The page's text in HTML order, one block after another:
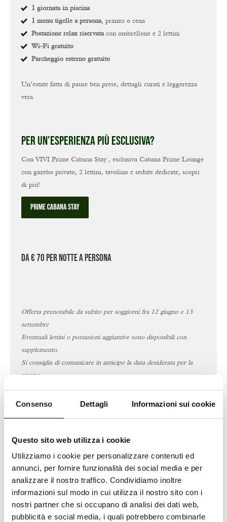
Consenso Dettagli Informazioni sui cookie
Questo sito web utilizza i cookie
Utilizziamo i cookie per personalizzare contenuti ed
annunci, per fornire funzionalità dei social media e per
analizzare il nostro traffico. Condividiamo inoltre
informazioni sul modo in cui utilizza il nostro sito con i
nostri partner che si occupano di analisi dei dati web,
pubblicità e social media, i quali potrebbero combinarle
1 giornata in piscina
1 menu tigelle a persona, pranzo o cena
Postazione relax riservatacon ombrellone e 2 lettini
Wi‑Fi gratuito
Parcheggio esterno gratuito
Un’estate fatta di pause ben prese, dettagli curati e leggerezza
vera.
Per un'esperienza più esclusiva?
Con VIVI Prime Cabana Stay , esclusiva Cabana Prime Lounge
con gazebo privato, 2 lettini, tavolino e sedute dedicate, scopri
di più!
DA € 70 per notte A persona
Offerta prenotabile da subito per soggiorni fra 12 giugno e 13
settembre
Eventuali lettini o postazioni aggiuntive sono disponibili con
supplemento.
Si consiglia di comunicare in anticipo la data desiderata per la
piscina.
Per qualsiasi ulteriore informazione contattaci